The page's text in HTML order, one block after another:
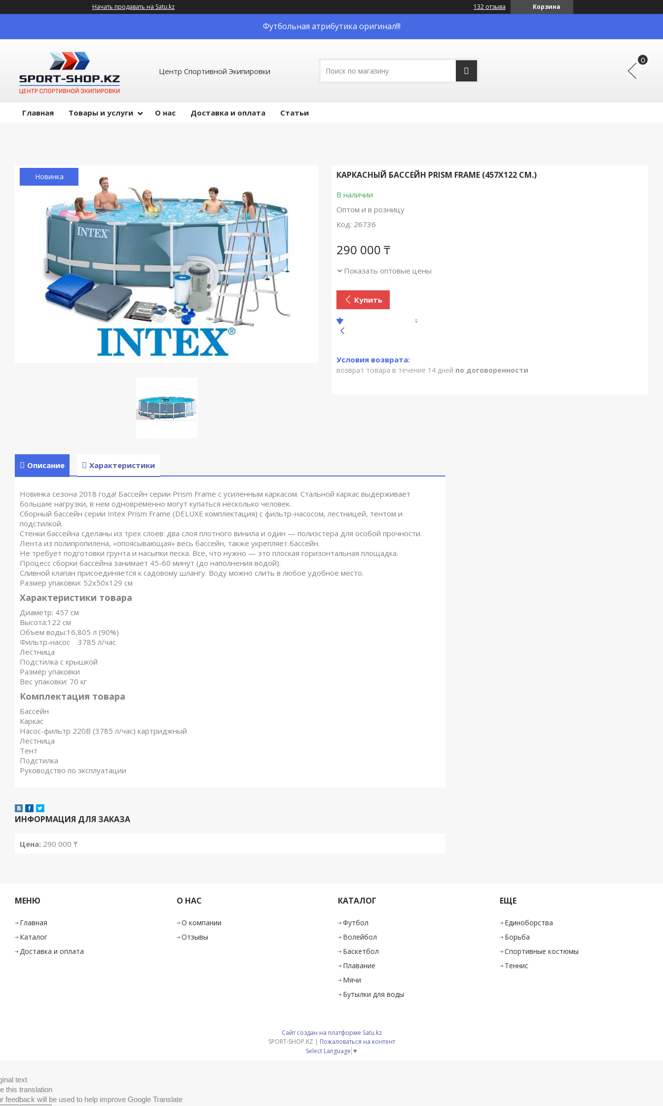
Начать продавать на Satu.kz Корзина
132 отзыва
Футбольная атрибутика оригинал!!!
Центр Спортивной Экипировки
Главная Товары и услуги О нас Доставка и оплата Статьи
Новинка КАРКАСНЫЙ БАССЕЙН PRISM FRAME (457Х122 СМ.)
В наличии
Оптом и в розницу
Код: 26736
290 000 ₸
Показать оптовые цены
Купить
возврат товара в течение 14 дней по договоренности
Описание Характеристики
Новинка сезона 2018 года! Бассейн серии Prism Frame с усиленным каркасом. Стальной каркас выдерживает
большие нагрузки, в нем одновременно могут купаться несколько человек.
Сборный бассейн серии Intex Prism Frame (DELUXE комплектация) с фильтр-насосом, лестницей, тентом и
подстилкой.
Стенки бассейна сделаны из трех слоев: два слоя плотного винила и один — полиэстера для особой прочности.
Лента из полипропилена, «опоясывающая» весь бассейн, также укрепляет бассейн.
Не требует подготовки грунта и насыпки песка. Все, что нужно — это плоская горизонтальная площадка.
Процесс сборки бассейна занимает 45-60 минут (до наполнения водой).
Сливной клапан присоединяется к садовому шлангу. Воду можно слить в любое удобное место.
Размер упаковки: 52х50х129 см
Характеристики товара
Диаметр: 457 см
Высота:122 см
Объем воды:16,805 л (90%)
Фильтр-насос 3785 л/час
Лестница
Подстилка с крышкой
Размер упаковки
Вес упаковки: 70 кг
Комплектация товара
Бассейн
Каркас
Насос-фильтр 220В (3785 л/час) картриджный
Лестница
Тент
Подстилка
Руководство по эксплуатации
ИНФОРМАЦИЯ ДЛЯ ЗАКАЗА
Цена: 290 000 ₸
МЕНЮ
Главная
Каталог
Доставка и оплата
О НАС
О компании
Отзывы
КАТАЛОГ
Футбол
Волейбол
Баскетбол
Плавание
Мячи
Бутылки для воды
ЕЩЕ
Единоборства
Борьба
Спортивные костюмы
Теннис
Сайт создан на платформе Satu.kz
SPORT-SHOP.KZ | Пожаловаться на контент
Select Language ▼
text
this translation
feedback will be used to help improve Google Translate